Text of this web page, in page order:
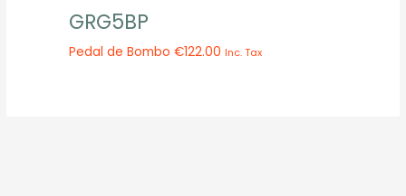
GRG5BP
Pedal de Bombo €122.00 Inc. Tax